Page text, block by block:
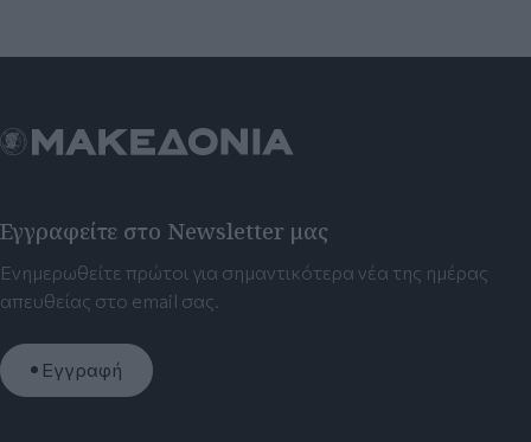
Εγγραφείτε στο Newsletter μας
Ενημερωθείτε πρώτοι για σημαντικότερα νέα της ημέρας
απευθείας στο email σας.
Εγγραφή